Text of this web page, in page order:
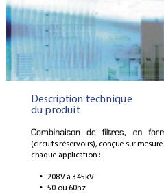
Description technique
du produit
(circuits réservoirs), conçue sur mesure
chaque application :
• 208V à 345kV
• 50 ou 60hz